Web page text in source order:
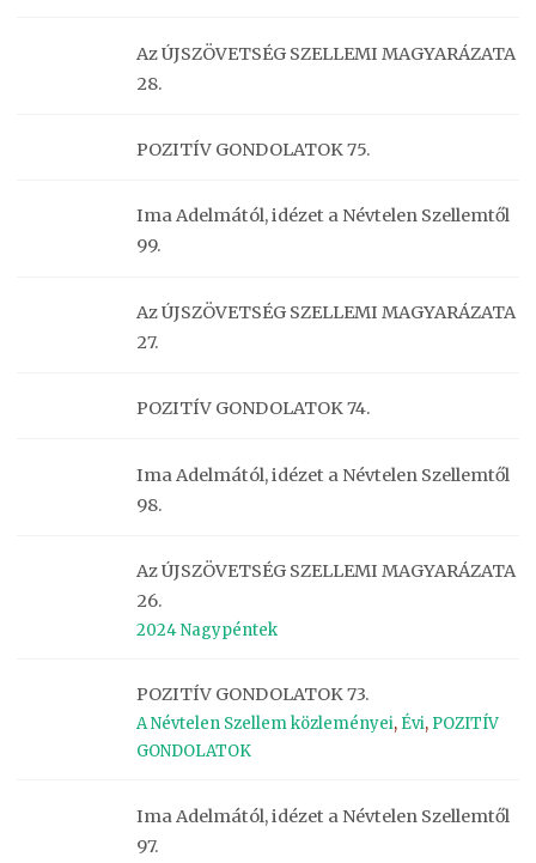
Az ÚJSZÖVETSÉG SZELLEMI MAGYARÁZATA
28.
POZITÍV GONDOLATOK 75.
Ima Adelmától, idézet a Névtelen Szellemtől
99.
Az ÚJSZÖVETSÉG SZELLEMI MAGYARÁZATA
27.
POZITÍV GONDOLATOK 74.
Ima Adelmától, idézet a Névtelen Szellemtől
98.
Az ÚJSZÖVETSÉG SZELLEMI MAGYARÁZATA
26.
2024 Nagypéntek
POZITÍV GONDOLATOK 73.
A Névtelen Szellem közleményei, Évi, POZITÍV
GONDOLATOK
Ima Adelmától, idézet a Névtelen Szellemtől
97.